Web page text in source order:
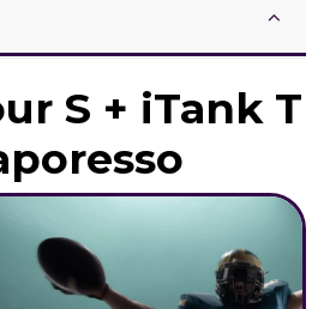
S + iTank T